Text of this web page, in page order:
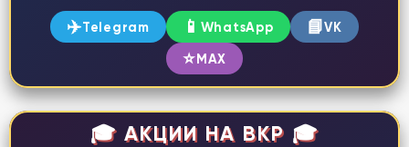
✈️Telegram 📱 WhatsApp 📘VK
⭐MAX
🎓 АКЦИИ НА ВКР 🎓